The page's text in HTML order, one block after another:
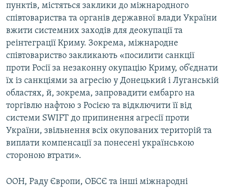
Усі сайти RFE/RL
пунктів, містяться заклики до міжнародного
співтовариства та органів державної влади України
вжити системних заходів для деокупації та
реінтеграції Криму. Зокрема, міжнародне
співтовариство закликають «посилити санкції
проти Росії за незаконну окупацію Криму, об’єднати
їх із санкціями за агресію у Донецький і Луганській
областях, й, зокрема, запровадити ембарго на
торгівлю нафтою з Росією та відключити її від
системи SWIFT до припинення агресії проти
України, звільнення всіх окупованих територій та
виплати компенсації за понесені українською
стороною втрати».
ООН, Раду Європи, ОБСЄ та інші міжнародні